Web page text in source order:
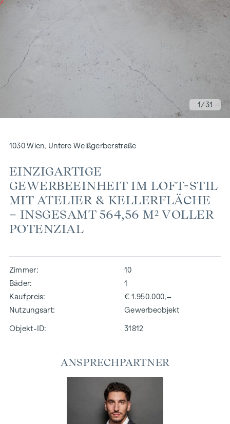
1/31
1030 Wien, Untere Weißgerberstraße
EINZIGARTIGE
GEWERBEEINHEIT IM LOFT-STIL
MIT ATELIER & KELLERFLÄCHE
– INSGESAMT 564,56 M² VOLLER
POTENZIAL
Zimmer
10
Bäder
1
Kaufpreis
€ 1.950.000,–
Nutzungsart
Gewerbeobjekt
Objekt-ID: 31812
ANSPRECHPARTNER